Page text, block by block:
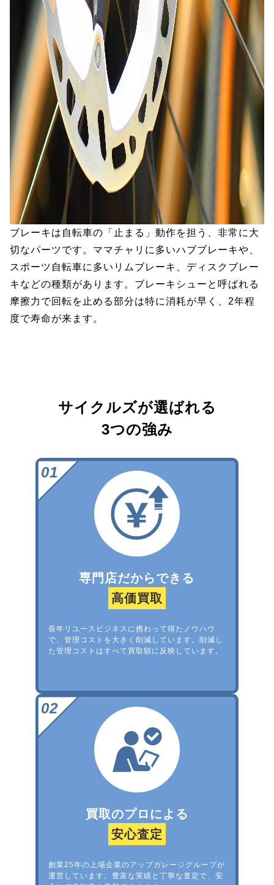
ブレーキは自転車の「止まる」動作を担う、非常に大
切なパーツです。ママチャリに多いハブブレーキや、
スポーツ自転車に多いリムブレーキ、ディスクブレー
キなどの種類があります。ブレーキシューと呼ばれる
摩擦力で回転を止める部分は特に消耗が早く、2年程
度で寿命が来ます。
サイクルズが選ばれる
3つの強み
専門店だからできる
高価買取
長年リユースビジネスに携わって得たノウハウ
で、管理コストを大きく削減しています。削減し
た管理コストはすべて買取額に反映しています。
買取のプロによる
安心査定
創業25年の上場企業のアップガレージグループが
運営しています。豊富な実績と丁寧な査定で、安